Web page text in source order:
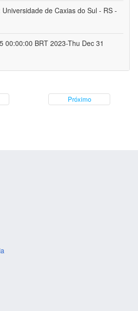
Universidade de Caxias do Sul - RS -
00:00:00 BRT 2023-Thu Dec 31
Próximo